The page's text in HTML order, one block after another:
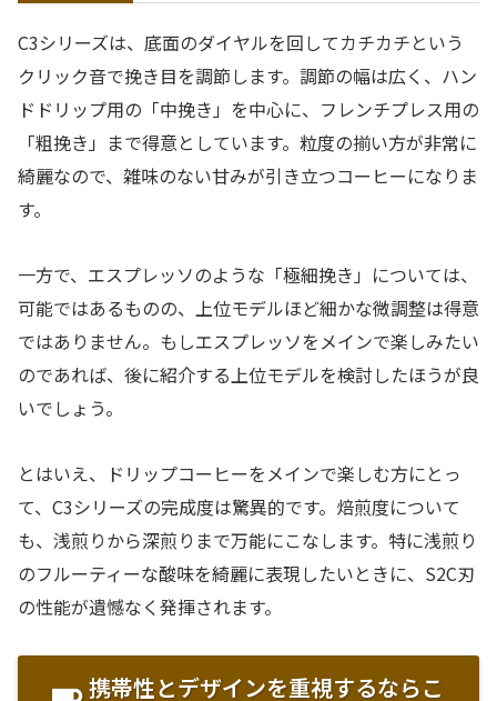
C3シリーズは、底面のダイヤルを回してカチカチという
クリック音で挽き目を調節します。調節の幅は広く、ハン
ドドリップ用の「中挽き」を中心に、フレンチプレス用の
「粗挽き」まで得意としています。粒度の揃い方が非常に
綺麗なので、雑味のない甘みが引き立つコーヒーになりま
す。
一方で、エスプレッソのような「極細挽き」については、
可能ではあるものの、上位モデルほど細かな微調整は得意
ではありません。もしエスプレッソをメインで楽しみたい
のであれば、後に紹介する上位モデルを検討したほうが良
いでしょう。
とはいえ、ドリップコーヒーをメインで楽しむ方にとっ
て、C3シリーズの完成度は驚異的です。焙煎度について
も、浅煎りから深煎りまで万能にこなします。特に浅煎り
のフルーティーな酸味を綺麗に表現したいときに、S2C刃
の性能が遺憾なく発揮されます。
携帯性とデザインを重視するならこ